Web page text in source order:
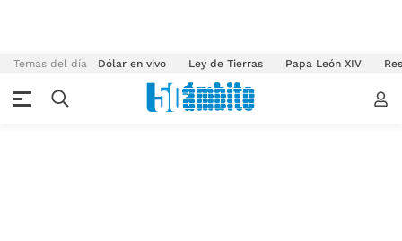
Temas del día Dólar en vivo Ley de Tierras Papa León XIV